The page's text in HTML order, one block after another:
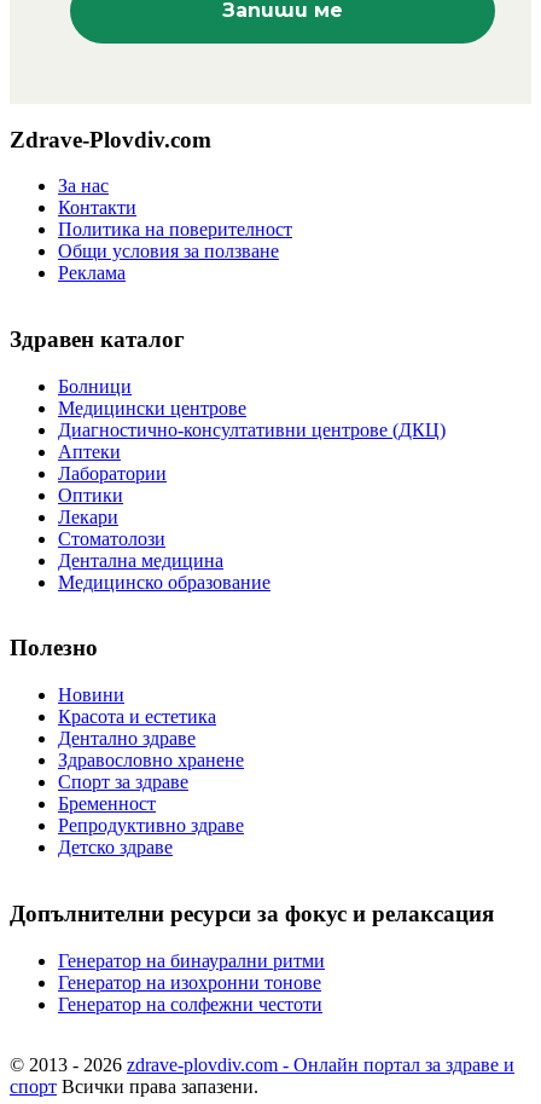
Zdrave-Plovdiv.com
За нас
Контакти
Политика на поверителност
Общи условия за ползване
Реклама
Здравен каталог
Болници
Медицински центрове
Диагностично-консултативни центрове (ДКЦ)
Аптеки
Лаборатории
Оптики
Лекари
Стоматолози
Дентална медицина
Медицинско образование
Полезно
Новини
Красота и естетика
Дентално здраве
Здравословно хранене
Спорт за здраве
Бременност
Репродуктивно здраве
Детско здраве
Допълнителни ресурси за фокус и релаксация
Генератор на бинаурални ритми
Генератор на изохронни тонове
Генератор на солфежни честоти
© 2013 - 2026 zdrave-plovdiv.com - Онлайн портал за здраве и
спорт Всички права запазени.